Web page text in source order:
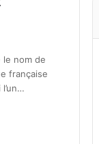
le nom de
française